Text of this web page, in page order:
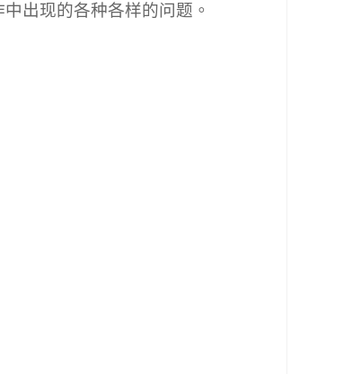
出现的各种各样的问题。